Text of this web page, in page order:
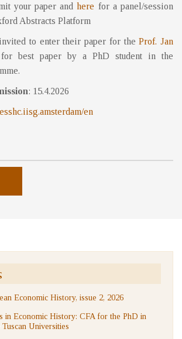
your paper andhere for a panel/session
Abstracts Platform
to enter their paper for theProf. Jan
for best paper by a PhD student in the
: 15.4.2026
en
Economic History, issue 2, 2026
in Economic History: CFA for the PhD in
Universities